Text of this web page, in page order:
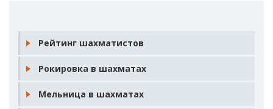
Рейтинг шахматистов
Рокировка в шахматах
Мельница в шахматах